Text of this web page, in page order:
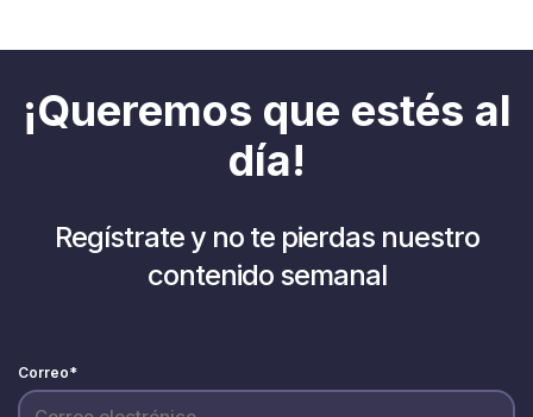
¡Queremos que estés al
día!
Regístrate y no te pierdas nuestro
contenido semanal
Correo*